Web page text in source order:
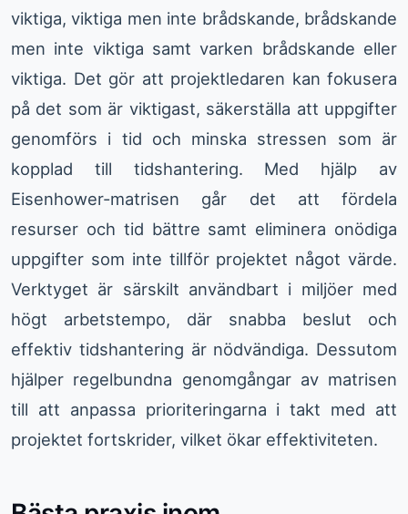
viktiga, viktiga men inte brådskande, brådskande
men inte viktiga samt varken brådskande eller
viktiga. Det gör att projektledaren kan fokusera
på det som är viktigast, säkerställa att uppgifter
genomförs i tid och minska stressen som är
kopplad till tidshantering. Med hjälp av
Eisenhower-matrisen går det att fördela
resurser och tid bättre samt eliminera onödiga
uppgifter som inte tillför projektet något värde.
Verktyget är särskilt användbart i miljöer med
högt arbetstempo, där snabba beslut och
effektiv tidshantering är nödvändiga. Dessutom
hjälper regelbundna genomgångar av matrisen
till att anpassa prioriteringarna i takt med att
projektet fortskrider, vilket ökar effektiviteten.